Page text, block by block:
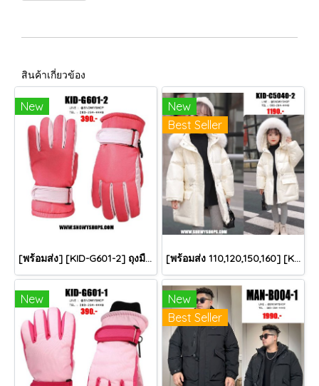
สินค้าเกี่ยวข้อง
New
[พร้อมส่ง] [KID-G601-2] ถุงมือกันหนาวเด็กสีชมพูเข้ม ซับขนด้านใน ใส่กันหนาวเล่นหิมะได้ (เหมาะสำหรับเด็ก 3-5ขวบ)
New
Best Seller
[พร้อมส่ง 110,120,150,160] [KID-C5040-2] เสื้อโค้ทกันหนาวเด็กขนเป็ดสีขาว แขนยาว มีกระเป๋าสองข้าง แบบซิปด้านหน้า หมวกฮู้ดติดเฟอร์ฟรุ้งฟริ้งใส่ติดลบกันหนาว เล่นหิมะได้ค่ะ
New
New
Best Seller